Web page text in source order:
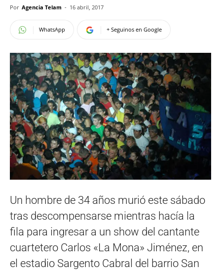
Por Agencia Telam - 16 abril, 2017
WhatsApp + Seguinos en Google
Un hombre de 34 años murió este sábado
tras descompensarse mientras hacía la
fila para ingresar a un show del cantante
cuartetero Carlos «La Mona» Jiménez, en
el estadio Sargento Cabral del barrio San